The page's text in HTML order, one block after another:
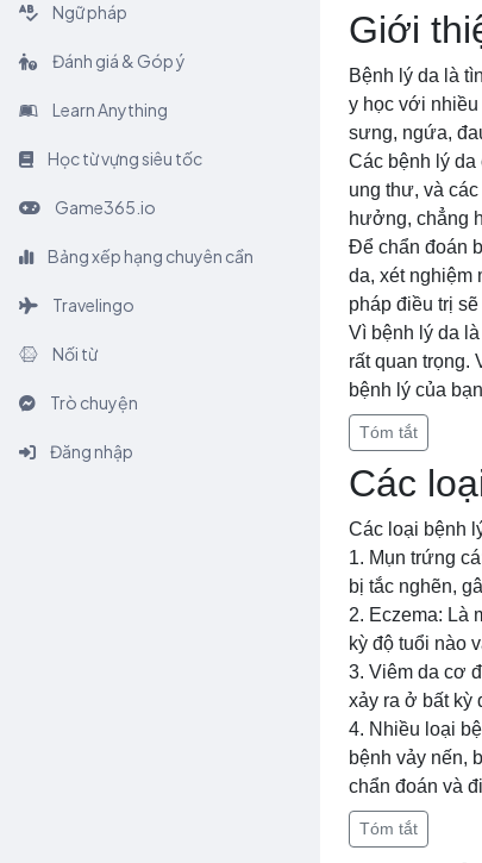
Ngữ pháp
Đánh giá & Góp ý
Learn Anything
Học từ vựng siêu tốc
Game365.io
Bảng xếp hạng chuyên cần
Travelingo
Nối từ
Trò chuyện
Đăng nhập
Giới
Bệnh lý da là
y học với nhiều
sưng, ngứa,
Các bệnh lý
ung thư, và
hưởng, chẳng
Để chẩn đoán
da, xét nghiệm
pháp điều trị
Vì bệnh lý da
rất quan trọng.
bệnh lý của
Tóm tắt
Các
Các loại bệnh
1. Mụn trứng
bị tắc nghẽn,
2. Eczema: Là
kỳ độ tuổi nào
3. Viêm da cơ
xảy ra ở bất kỳ
4. Nhiều loại
bệnh vảy nến,
chẩn đoán và
Tóm tắt